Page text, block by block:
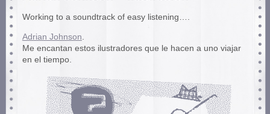
Working to a soundtrack of easy listening….
Adrian Johnson
Me encantan estos ilustradores que le hacen a uno viajar
en el tiempo.